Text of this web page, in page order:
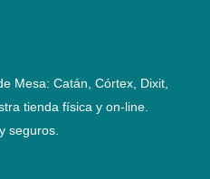
Mesa: Catán, Córtex, Dixit,
tienda física y on-line.
seguros.